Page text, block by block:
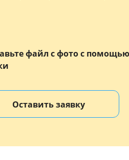
файл с фото с
Оставить заявку